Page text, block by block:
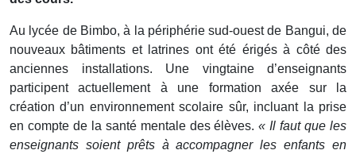
Au lycée de Bimbo, à la périphérie sud-ouest de Bangui, de
nouveaux bâtiments et latrines ont été érigés à côté des
anciennes installations. Une vingtaine d’enseignants
participent actuellement à une formation axée sur la
création d’un environnement scolaire sûr, incluant la prise
en compte de la santé mentale des élèves.« Il faut que les
enseignants soient prêts à accompagner les enfants en